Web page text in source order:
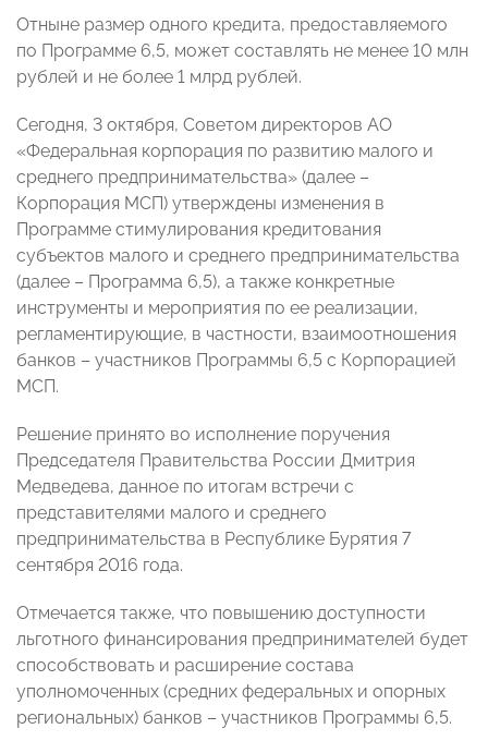
Отныне размер одного кредита, предоставляемого
по Программе 6,5, может составлять не менее 10 млн
рублей и не более 1 млрд рублей.
Сегодня, 3 октября, Советом директоров АО
«Федеральная корпорация по развитию малого и
среднего предпринимательства» (далее –
Корпорация МСП) утверждены изменения в
Программе стимулирования кредитования
субъектов малого и среднего предпринимательства
(далее – Программа 6,5), а также конкретные
инструменты и мероприятия по ее реализации,
регламентирующие, в частности, взаимоотношения
банков – участников Программы 6,5 с Корпорацией
МСП.
Решение принято во исполнение поручения
Председателя Правительства России Дмитрия
Медведева, данное по итогам встречи с
представителями малого и среднего
предпринимательства в Республике Бурятия 7
сентября 2016 года.
Отмечается также, что повышению доступности
льготного финансирования предпринимателей будет
способствовать и расширение состава
уполномоченных (средних федеральных и опорных
региональных) банков – участников Программы 6,5.